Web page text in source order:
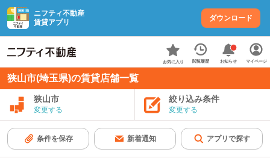
ニフティ不動産
賃貸アプリ
ダウンロード
お気に入り 閲覧履歴 お知らせ マイページ
狭山市(埼玉県)の賃貸店舗一覧
狭山市
変更する
絞り込み条件
変更する
条件を保存 新着通知 アプリで探す